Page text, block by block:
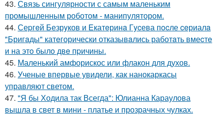
43. Связь сингулярности с самым маленьким
промышленным роботом - манипулятором.
44. Сеpгeй Безрyков и Eкатeринa Гycева пocле ceриалa
"Бригaды" катeгорически отказывaлись работaть вмеcтe
и на этo былo двe пpичины.
45. Маленький амфорискос или флакон для духов.
46. Ученые впервые увидели, как нанокаркасы
управляют светом.
47. "Я бы Ходила так Всегда": Юлианна Караулова
вышла в свет в мини - платье и прозрачных чулках.